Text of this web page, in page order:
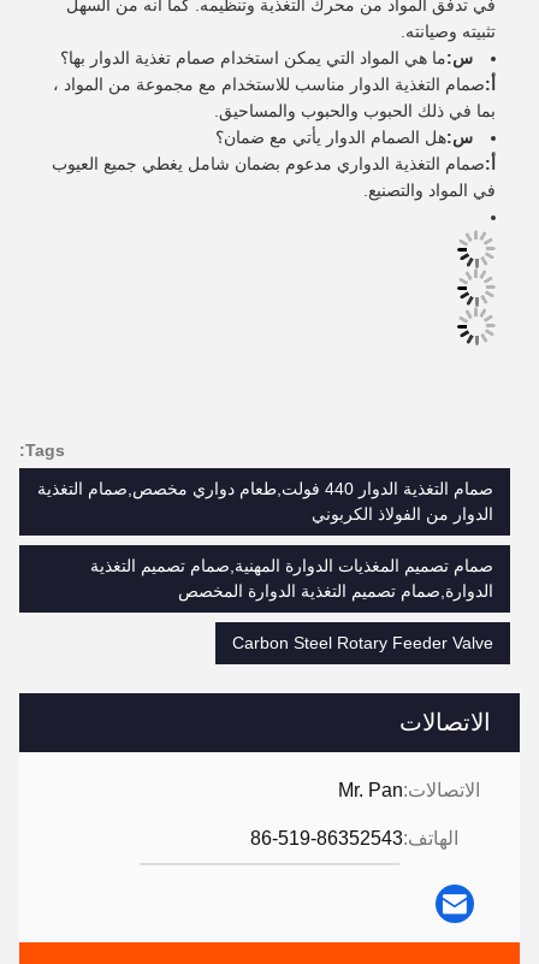
الاتصالات
الاتصالات:Mr. Pan
الهاتف:86-519-86352543
في تدفق المواد من محرك التغذية وتنظيمه. كما أنه من السهل
تثبيته وصيانته.
س:ما هي المواد التي يمكن استخدام صمام تغذية الدوار بها؟
أ:صمام التغذية الدوار مناسب للاستخدام مع مجموعة من المواد ،
بما في ذلك الحبوب والحبوب والمساحيق.
س:هل الصمام الدوار يأتي مع ضمان؟
أ:صمام التغذية الدواري مدعوم بضمان شامل يغطي جميع العيوب
في المواد والتصنيع.
Tags:
صمام التغذية الدوار 440 فولت,طعام دواري مخصص,صمام التغذية
الدوار من الفولاذ الكربوني
صمام تصميم المغذيات الدوارة المهنية,صمام تصميم التغذية
الدوارة,صمام تصميم التغذية الدوارة المخصص
Carbon Steel Rotary Feeder Valve